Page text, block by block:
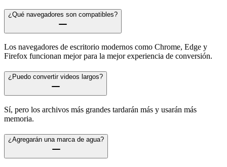
¿Qué navegadores son compatibles?
Los navegadores de escritorio modernos como Chrome, Edge y
Firefox funcionan mejor para la mejor experiencia de conversión.
¿Puedo convertir videos largos?
Sí, pero los archivos más grandes tardarán más y usarán más
memoria.
¿Agregarán una marca de agua?